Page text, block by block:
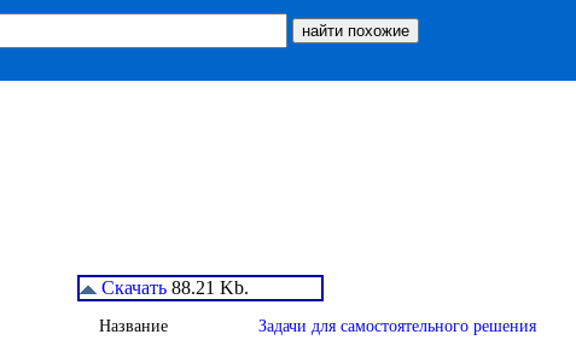
Скачать 88.21 Kb.
Название
Задачи для самостоятельного решения